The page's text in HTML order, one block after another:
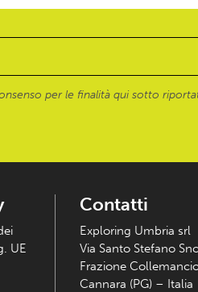
per le finalità qui sotto
UE
Contatti
Exploring Umbria srl
Via Santo Stefano
Frazione
Cannara (PG) – Italia